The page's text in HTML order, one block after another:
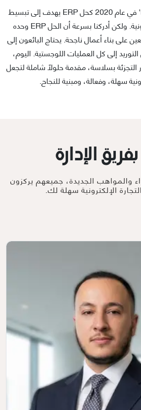
بدأت شيبر باسم 'Bilinx' في عام 2020 كحل ERP يهدف إلى تبسيط
عمليات التجارة الإلكترونية. ولكن أدركنا بسرعة أن الحل ERP وحده
على بناء أعمال ناجحة. يحتاج البائعون إلى
إلى كل العمليات اللوجستية. اليوم،
التجزئة بسلاسة، مقدمة حلولًا شاملة لتجعل
سهلة، وفعالة، ومبنية للنجاح.
الإدارة
والمواهب الجديدة، جميعهم يركزون
الإلكترونية سهلة لك.